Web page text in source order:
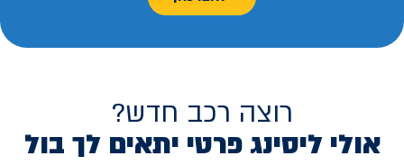
רוצה רכב חדש?
אולי ליסינג פרטי יתאים לך בול